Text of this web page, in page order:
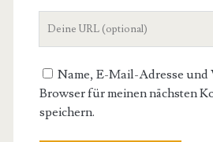
Adresse
Name, E-Mail-Adresse und
Browser für meinen nächsten
speichern.